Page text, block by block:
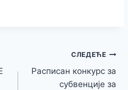
СЛЕДЕЋЕ
Расписан конкурс за
субвенције за